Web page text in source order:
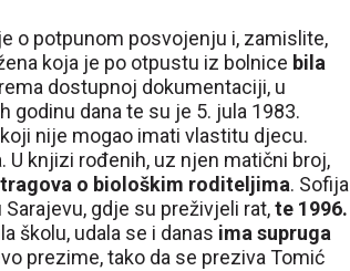
o potpunom posvojenju i, zamislite,
koja je po otpustu iz bolnice bila
dostupnoj dokumentaciji, u
godinu dana te su je 5. jula 1983.
nije mogao imati vlastitu djecu.
U knjizi rođenih, uz njen matični broj,
o biološkim roditeljima. Sofija
gdje su preživjeli rat,te 1996.
školu, udala se i danas ima supruga
prezime, tako da se preziva Tomić